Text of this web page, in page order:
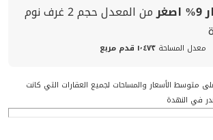
9% اصغرمن المعدلحجم
2 غرف نوم
معدل المساحة ١٬٤٧٣ قدم مربع
متوسط الأسعار والمساحات لجميع العقارات التي كانت
في النهدة